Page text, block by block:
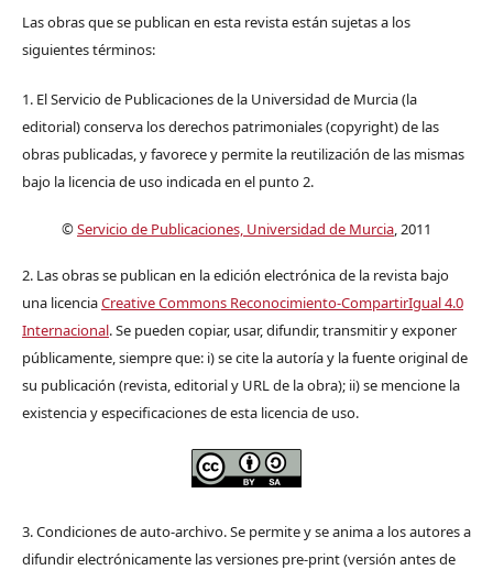
Las obras que se publican en esta revista están sujetas a los
siguientes términos:
1. El Servicio de Publicaciones de la Universidad de Murcia (la
editorial) conserva los derechos patrimoniales (copyright) de las
obras publicadas, y favorece y permite la reutilización de las mismas
bajo la licencia de uso indicada en el punto 2.
©Servicio de Publicaciones, Universidad de Murcia, 2011
2. Las obras se publican en la edición electrónica de la revista bajo
una licenciaCreative Commons Reconocimiento-CompartirIgual 4.0
Internacional. Se pueden copiar, usar, difundir, transmitir y exponer
públicamente, siempre que: i) se cite la autoría y la fuente original de
su publicación (revista, editorial y URL de la obra); ii) se mencione la
existencia y especificaciones de esta licencia de uso.
3. Condiciones de auto-archivo. Se permite y se anima a los autores a
difundir electrónicamente las versiones pre-print (versión antes de